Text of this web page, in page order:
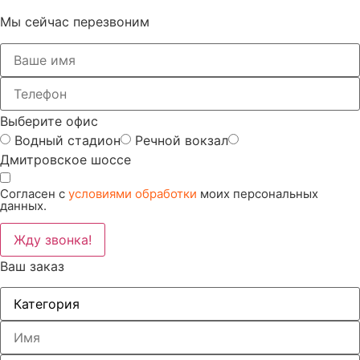
Мы сейчас перезвоним
Выберите офис
Водный стадион
Речной вокзал
Дмитровское шоссе
Согласен с условиями обработки моих персональных
данных.
Жду звонка!
Ваш заказ